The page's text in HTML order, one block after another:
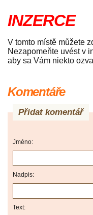
INZERCE
V tomto místě můžete
Nezapomeňte uvést v
aby sa Vám niekto
Komentáře
Přidat komentář
Jméno:
Nadpis:
Text: